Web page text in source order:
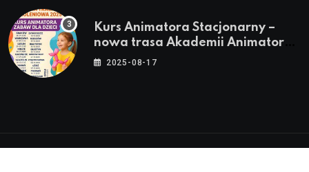
Kurs Animatora Stacjonarny –
nowa trasa Akademii Animatora
– jesień 2025
2025-08-17